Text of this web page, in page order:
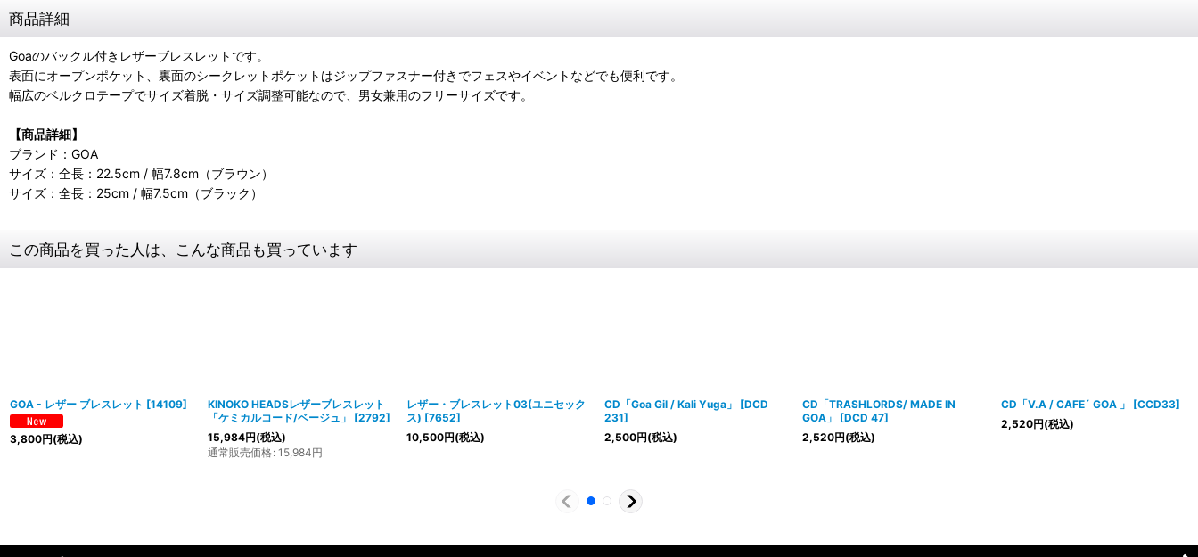
商品詳細
Goaのバックル付きレザーブレスレットです。
表面にオープンポケット、裏面のシークレットポケットはジップファスナー付きでフェスやイベントなどでも便利です。
幅広のベルクロテープでサイズ着脱・サイズ調整可能なので、男女兼用のフリーサイズです。
【商品詳細】
ブランド：GOA
サイズ：全長：22.5cm / 幅7.8cm（ブラウン）
サイズ：全長：25cm / 幅7.5cm（ブラック）
この商品を買った人は、こんな商品も買っています
GOA - レザー ブレスレット [14109]
3,800円(税込)
KINOKO HEADSレザーブレスレット
「ケミカルコード/ベージュ」
[2792]
15,984円(税込)
通常販売価格: 15,984円
レザー・ブレスレット03(ユニセック
ス) [7652]
10,500円(税込)
CD「Goa Gil / Kali Yuga」 [DCD
231]
2,500円(税込)
CD「TRASHLORDS/ MADE IN
GOA」
[DCD 47]
2,520円(税込)
CD「V.A / CAFE´ GOA 」 [CCD33]
2,520円(税込)